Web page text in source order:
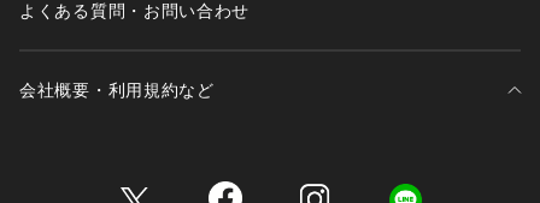
よくある質問・お問い合わせ
会社概要・利用規約など